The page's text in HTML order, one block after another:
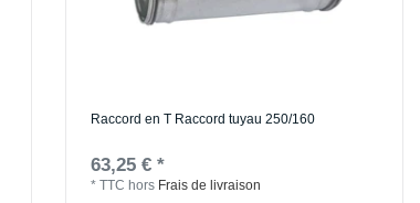
Raccord en T Raccord tuyau 250/160
63,25 € *
*TTC hors Frais de livraison